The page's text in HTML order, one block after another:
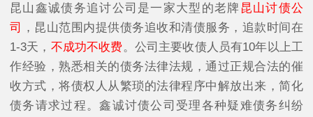
昆山鑫诚债务追讨公司是一家大型的老牌 昆山讨债公
司
，昆山范围内提供债务追收和清债服务，追款时间在
1-3天， 不成功不收费。公司主要收债人员有10年以上工
作经验，熟悉相关的债务法律法规，通过正规合法的催
收方式，将债权人从繁琐的法律程序中解放出来，简化
债务请求过程。鑫诚讨债公司受理各种疑难债务纠纷